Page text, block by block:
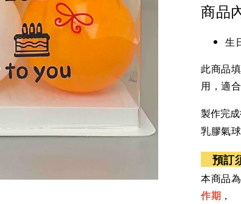
商品
生
此商品
用，適
製作完
乳膠氣
預訂
本商品
作期 ，